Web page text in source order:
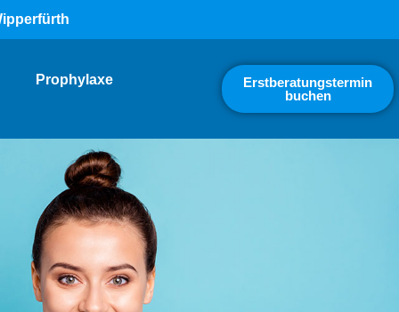
Prophylaxe
Erstberatungstermin
buchen